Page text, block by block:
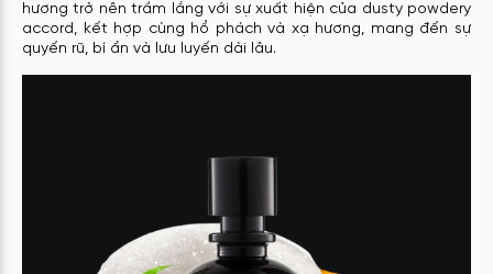
hương trở nên trầm lắng với sự xuất hiện của dusty powdery
accord, kết hợp cùng hổ phách và xạ hương, mang đến sự
quyến rũ, bí ẩn và lưu luyến dài lâu.